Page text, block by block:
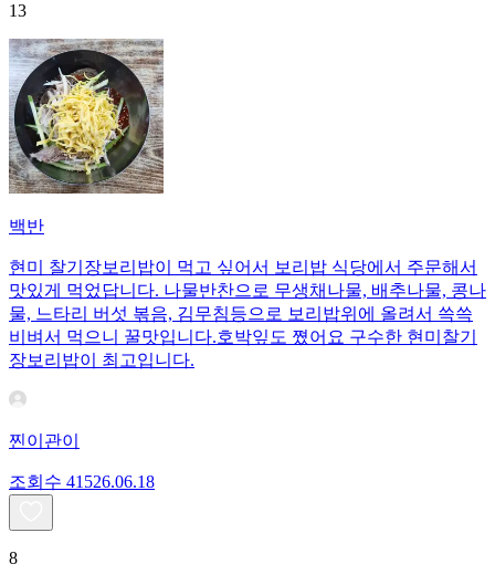
13
백반
현미 찰기장보리밥이 먹고 싶어서 보리밥 식당에서 주문해서
맛있게 먹었답니다. 나물반찬으로 무생채나물, 배추나물, 콩나
물, 느타리 버섯 볶음, 김무침등으로 보리밥위에 올려서 쓱쓱
비벼서 먹으니 꿀맛입니다.호박잎도 쪘어요 구수한 현미찰기
장보리밥이 최고입니다.
찐이관이
조회수 41526.06.18
8